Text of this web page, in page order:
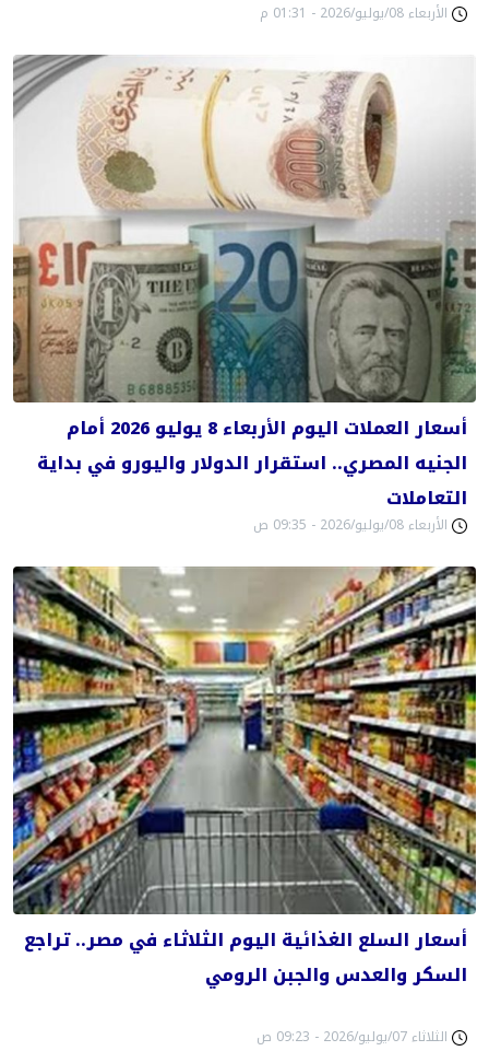
الأربعاء 08/يوليو/2026 - 01:31 م
أسعار العملات اليوم الأربعاء 8 يوليو 2026 أمام
الجنيه المصري.. استقرار الدولار واليورو في بداية
التعاملات
الأربعاء 08/يوليو/2026 - 09:35 ص
أسعار السلع الغذائية اليوم الثلاثاء في مصر.. تراجع
السكر والعدس والجبن الرومي
الثلاثاء 07/يوليو/2026 - 09:23 ص